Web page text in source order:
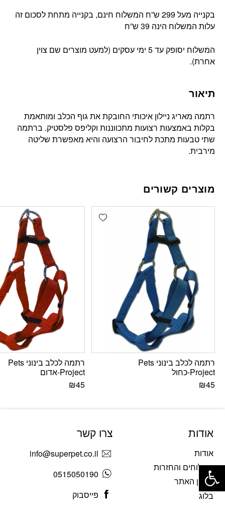
בקנייה מעל 299 ש”ח המשלוח חינם, בקנייה מתחת לסכום זה
עלות המשלוח הינה 39 ש”ח
המשלוח יסופק עד 5 ימי עסקים (למעט מוצרים שם צוין
אחרת).
תיאור
רתמה מאריג ניילון איכותי החובקת את גוף הכלב ומותאמת
בקלות באמצעות רצועות מתכווננות וקליפס פלסטיק. ברתמה
שתי טבעות מתכת לחיבור הרצועה והיא מאפשרת שליטה
מירבית.
מוצרים קשורים
Add wishlist
רתמה לכלב בינוני Pets
Project-כחול
₪45
רתמה לכלב בינוני Pets
Project-אדום
₪45
אודות
אודות
משלוחים והחזרות
תקנון האתר
בלוג
צרו קשר
info@superpet.co.il
0515050190
פייסבוק
פתח סרגל נגישות